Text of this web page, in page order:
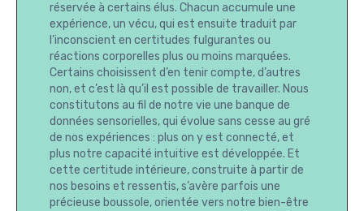
réservée à certains élus. Chacun accumule une
expérience, un vécu, qui est ensuite traduit par
l’inconscient en certitudes fulgurantes ou
réactions corporelles plus ou moins marquées.
Certains choisissent d’en tenir compte, d’autres
non, et c’est là qu’il est possible de travailler. Nous
constitutons au fil de notre vie une banque de
données sensorielles, qui évolue sans cesse au gré
de nos expériences : plus on y est connecté, et
plus notre capacité intuitive est développée. Et
cette certitude intérieure, construite à partir de
nos besoins et ressentis, s’avère parfois une
précieuse boussole, orientée vers notre bien-être